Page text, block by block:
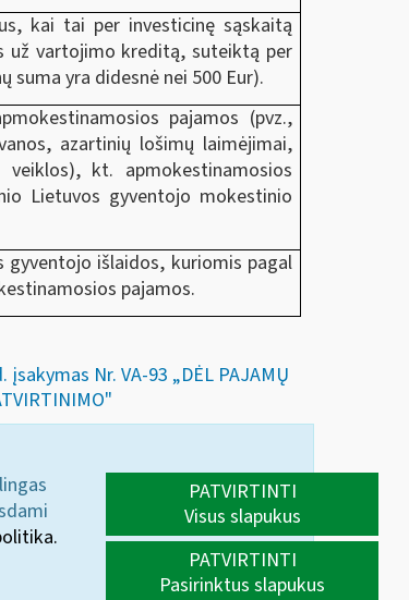
kai tai per investicinę sąskaitą
už vartojimo kreditą, suteiktą per
yra didesnė nei 500 Eur).
pajamos (pvz.,
azartinių lošimų laimėjimai,
kt. apmokestinamosios
Lietuvos gyventojo mokestinio
išlaidos, kuriomis pagal
pajamos.
Nr. VA-93 „DĖL PAJAMŲ
PATVIRTINTI
Visus slapukus
PATVIRTINTI
Pasirinktus slapukus